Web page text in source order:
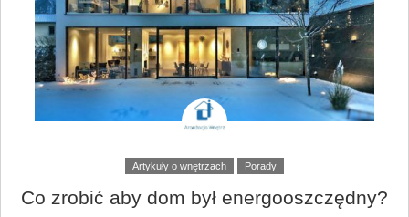
Artykuły o wnętrzach Porady
Co zrobić aby dom był energooszczędny?